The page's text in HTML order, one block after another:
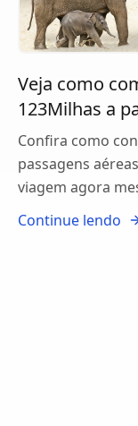
Veja como
123Milhas a
Confira como
passagens
viagem agora
Continue lendo